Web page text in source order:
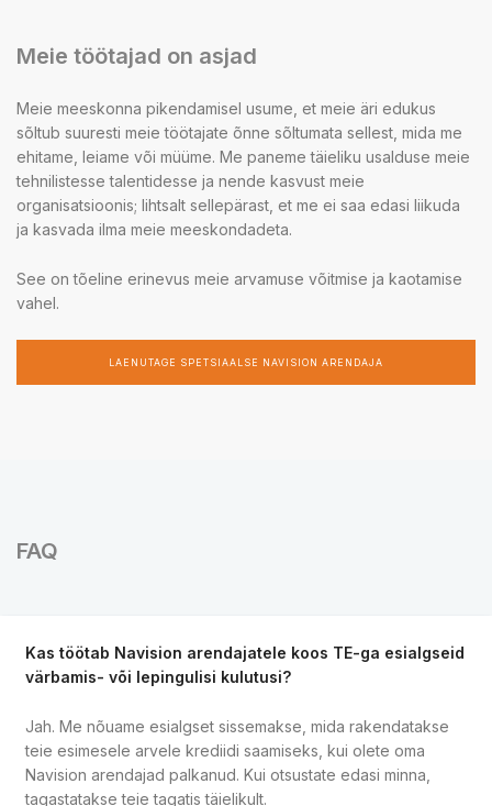
Meie töötajad on asjad
Meie meeskonna pikendamisel usume, et meie äri edukus
sõltub suuresti meie töötajate õnne sõltumata sellest, mida me
ehitame, leiame või müüme. Me paneme täieliku usalduse meie
tehnilistesse talentidesse ja nende kasvust meie
organisatsioonis; lihtsalt sellepärast, et me ei saa edasi liikuda
ja kasvada ilma meie meeskondadeta.
See on tõeline erinevus meie arvamuse võitmise ja kaotamise
vahel.
LAENUTAGE SPETSIAALSE NAVISION ARENDAJA
FAQ
Kas töötab Navision arendajatele koos TE-ga esialgseid
värbamis- või lepingulisi kulutusi?
Jah. Me nõuame esialgset sissemakse, mida rakendatakse
teie esimesele arvele krediidi saamiseks, kui olete oma
Navision arendajad palkanud. Kui otsustate edasi minna,
tagastatakse teie tagatis täielikult.